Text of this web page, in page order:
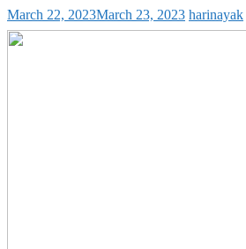
March 22, 2023March 23, 2023 harinayak